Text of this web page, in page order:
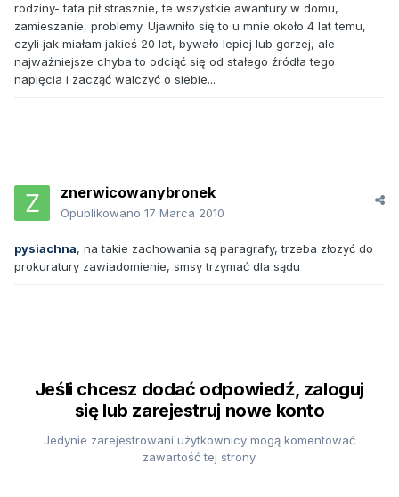
rodziny- tata pił strasznie, te wszystkie awantury w domu,
zamieszanie, problemy. Ujawniło się to u mnie około 4 lat temu,
czyli jak miałam jakieś 20 lat, bywało lepiej lub gorzej, ale
najważniejsze chyba to odciąć się od stałego źródła tego
napięcia i zacząć walczyć o siebie...
znerwicowanybronek
Opublikowano 17 Marca 2010
pysiachna, na takie zachowania są paragrafy, trzeba złozyć do
prokuratury zawiadomienie, smsy trzymać dla sądu
Jeśli chcesz dodać odpowiedź, zaloguj
się lub zarejestruj nowe konto
Jedynie zarejestrowani użytkownicy mogą komentować
zawartość tej strony.